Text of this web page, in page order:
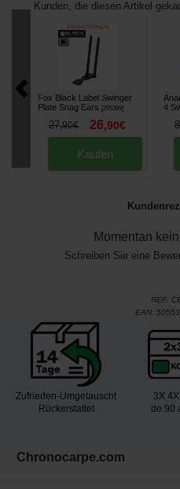
Kunden, die diesen Artikel
Fox Black Label Swinger
Plate Snag Ears
[205399]
27,90€ 26,90€
Kaufen
4
Momentan
Schreiben Sie eine
REF:
EAN:
Zufrieden-Umgetauscht
Rückerstattet
3X
de 90
Chronocarpe.com